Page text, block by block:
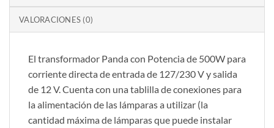
VALORACIONES (0)
El transformador Panda con Potencia de 500W para
corriente directa de entrada de 127/230 V y salida
de 12 V. Cuenta con una tablilla de conexiones para
la alimentación de las lámparas a utilizar (la
cantidad máxima de lámparas que puede instalar